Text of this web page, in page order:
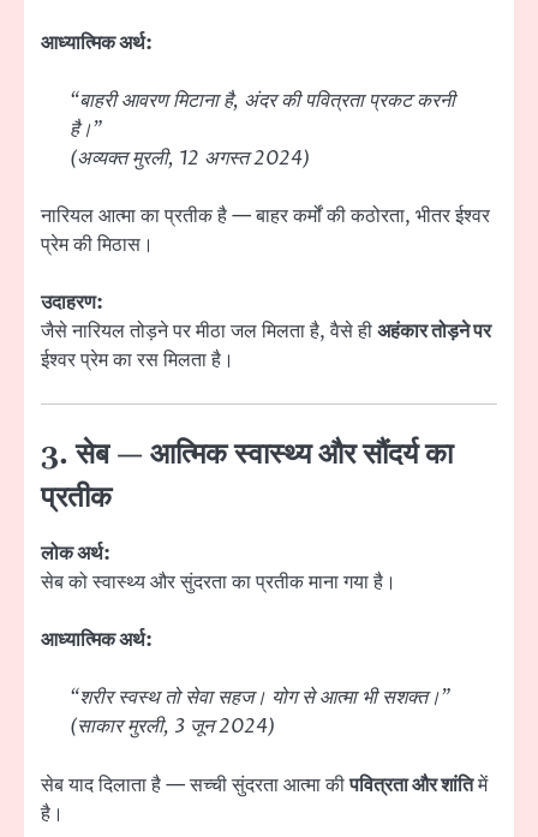
आध्यात्मिक अर्थ:
“बाहरी आवरण मिटाना है, अंदर की पवित्रता प्रकट करनी
है।”
(अव्यक्त मुरली, 12 अगस्त 2024)
नारियल आत्मा का प्रतीक है — बाहर कर्मों की कठोरता, भीतर ईश्वर
प्रेम की मिठास।
उदाहरण:
जैसे नारियल तोड़ने पर मीठा जल मिलता है, वैसे हीअहंकार तोड़ने पर
ईश्वर प्रेम का रस मिलता है।
3. सेब — आत्मिक स्वास्थ्य और सौंदर्य का
प्रतीक
लोक अर्थ:
सेब को स्वास्थ्य और सुंदरता का प्रतीक माना गया है।
आध्यात्मिक अर्थ:
“शरीर स्वस्थ तो सेवा सहज। योग से आत्मा भी सशक्त।”
(साकार मुरली, 3 जून 2024)
सेब याद दिलाता है — सच्ची सुंदरता आत्मा कीपवित्रता और शांतिमें
है।